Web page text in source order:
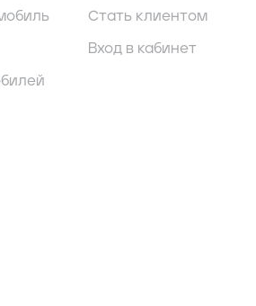
Стать клиентом
Вход в кабинет